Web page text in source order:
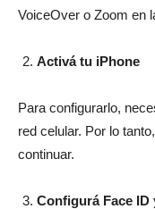
VoiceOver o Zoom en
Activá tu iPhone
Para configurarlo,
red celular. Por lo
continuar.
Configurá Face ID